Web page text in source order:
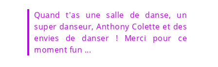
Quand t'as une salle de danse, un
super danseur, Anthony Colette et des
envies de danser ! Merci pour ce
moment fun ...